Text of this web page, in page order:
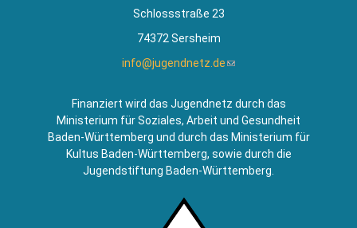
Schlossstraße 23
74372 Sersheim
info@jugendnetz.de(Link
Mail)
Finanziert wird das Jugendnetz durch das
Ministerium für Soziales, Arbeit und Gesundheit
Baden-Württemberg und durch das Ministerium für
Kultus Baden-Württemberg, sowie durch die
Jugendstiftung Baden-Württemberg.